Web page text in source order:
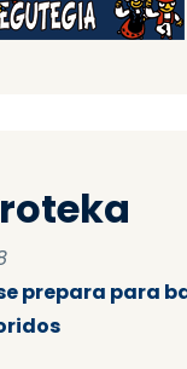
prepara para